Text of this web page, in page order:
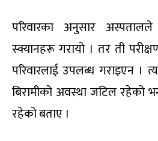
परिवारका अनुसार
स्क्यानहरू गरायो । तर ती
परिवारलाई उपलब्ध गराइएन ।
बिरामीको अवस्था जटिल रहेको
रहेको बताए ।